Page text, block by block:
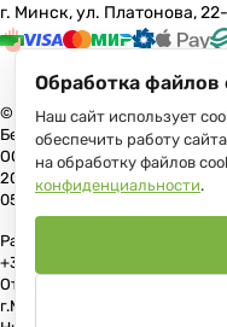
г. Минск, ул. Платонова,
© 2026 Данко Бай:
Беларуси
ООО «Гранд Парк», юр.адрес:
204 В торговом реестре с 17
05.11.2008, Мингорисполком.
Рассмотрение обращений
+375 (29) 191-10-80, +375
Отдел торговли и услуг
г.Минска: тел. +375(17)215-
Обработка файлов
Наш сайт использует
обеспечить работу
на обработку файлов
конфиденциальности.